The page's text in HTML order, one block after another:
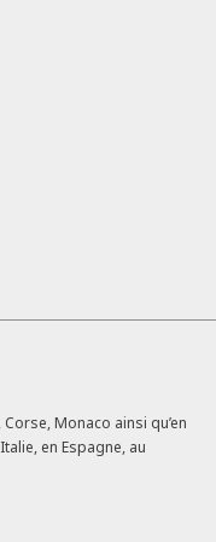
Monaco ainsi qu’en
en Espagne, au